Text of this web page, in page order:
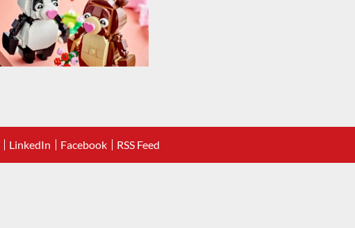
LinkedIn Facebook RSS Feed